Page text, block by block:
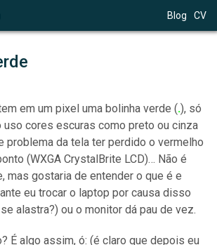
Blog CV
em um pixel uma bolinha verde (.), só
uso cores escuras como preto ou cinza
problema da tela ter perdido o vermelho
(WXGA CrystalBrite LCD)… Não é
mas gostaria de entender o que é e
eu trocar o laptop por causa disso
alastra?) ou o monitor dá pau de vez.
É algo assim, ó: (é claro que depois eu